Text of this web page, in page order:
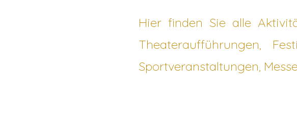
Hier finden Sie alle
Theateraufführungen,
Sportveranstaltungen,